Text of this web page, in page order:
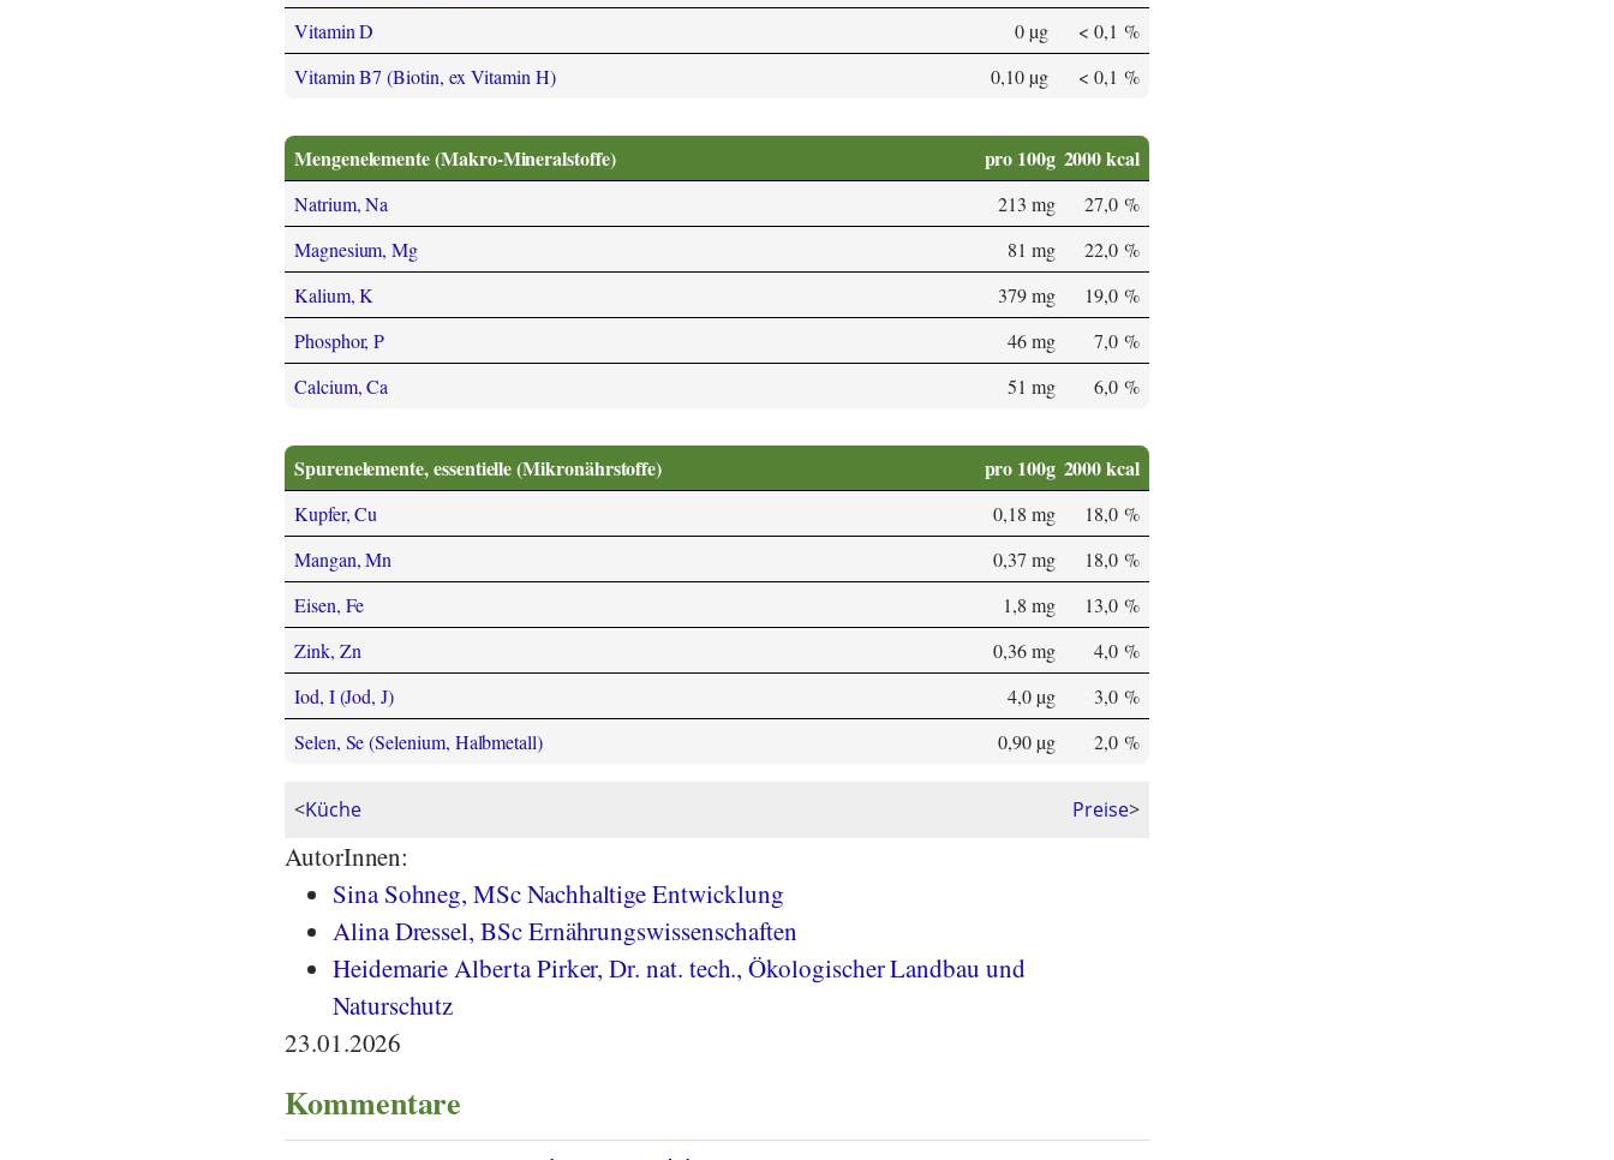
Vitamin D
0 µg
< 0,1 %
Vitamin B7 (Biotin, ex Vitamin H)
0,10 µg < 0,1 %
Mengenelemente (Makro-Mineralstoffe) pro 100g 2000 kcal
Natrium, Na 213 mg
27,0 %
Magnesium, Mg
81 mg
22,0 %
Kalium, K
379 mg
19,0 %
Phosphor, P
46 mg
7,0 %
Calcium, Ca
51 mg 6,0 %
Spurenelemente, essentielle (Mikronährstoffe) pro 100g 2000 kcal
Kupfer, Cu 0,18 mg
18,0 %
Mangan, Mn
0,37 mg
18,0 %
Eisen, Fe
1,8 mg
13,0 %
Zink, Zn
0,36 mg
4,0 %
Iod, I (Jod, J)
4,0 µg
3,0 %
Selen, Se (Selenium, Halbmetall)
0,90 µg 2,0 %
<Küche Preise>
AutorInnen:
Sina Sohneg, MSc Nachhaltige Entwicklung
Alina Dressel, BSc Ernährungswissenschaften
Heidemarie Alberta Pirker, Dr. nat. tech., Ökologischer Landbau und
Naturschutz
23.01.2026
Kommentare